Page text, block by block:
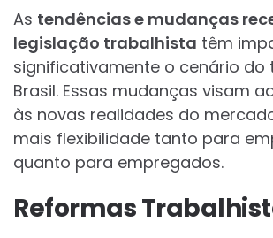
As tendências e mudanças
legislação trabalhista têm
significativamente o cenário do
Brasil. Essas mudanças visam
às novas realidades do
mais flexibilidade tanto para
quanto para empregados.
Reformas